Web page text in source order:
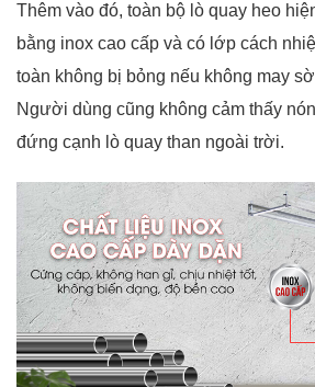
Thêm vào đó, toàn bộ lò quay heo
bằng inox cao cấp và có lớp cách
toàn không bị bỏng nếu không may
Người dùng cũng không cảm thấy
đứng cạnh lò quay than ngoài trời.